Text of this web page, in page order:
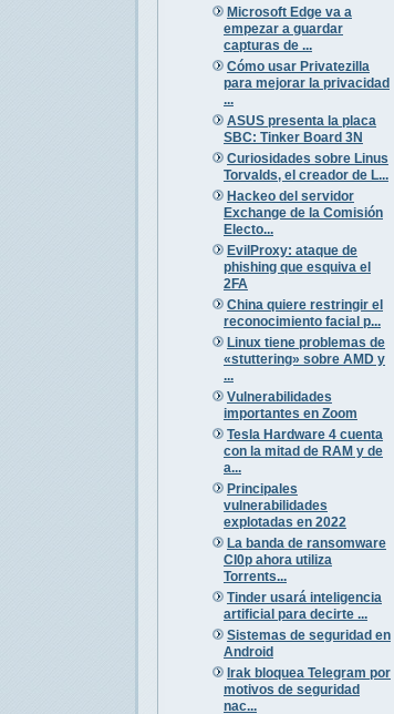
Microsoft Edge va a
empezar a guardar
capturas de ...
Cómo usar Privatezilla
para mejorar la privacidad
...
ASUS presenta la placa
SBC: Tinker Board 3N
Curiosidades sobre Linus
Torvalds, el creador de L...
Hackeo del servidor
Exchange de la Comisión
Electo...
EvilProxy: ataque de
phishing que esquiva el
2FA
China quiere restringir el
reconocimiento facial p...
Linux tiene problemas de
«stuttering» sobre AMD y
...
Vulnerabilidades
importantes en Zoom
Tesla Hardware 4 cuenta
con la mitad de RAM y de
a...
Principales
vulnerabilidades
explotadas en 2022
La banda de ransomware
Cl0p ahora utiliza
Torrents...
Tinder usará inteligencia
artificial para decirte ...
Sistemas de seguridad en
Android
Irak bloquea Telegram por
motivos de seguridad
nac...